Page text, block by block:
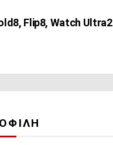
Flip8, Watch Ultra2